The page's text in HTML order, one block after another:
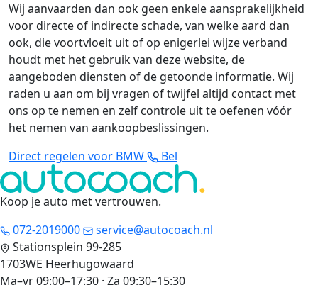
Wij aanvaarden dan ook geen enkele aansprakelijkheid
voor directe of indirecte schade, van welke aard dan
ook, die voortvloeit uit of op enigerlei wijze verband
houdt met het gebruik van deze website, de
aangeboden diensten of de getoonde informatie. Wij
raden u aan om bij vragen of twijfel altijd contact met
ons op te nemen en zelf controle uit te oefenen vóór
het nemen van aankoopbeslissingen.
Direct regelen voor BMW
Bel
Koop je auto met vertrouwen.
072-2019000
service@autocoach.nl
Stationsplein 99-285
1703WE Heerhugowaard
Ma–vr 09:00–17:30 · Za 09:30–15:30